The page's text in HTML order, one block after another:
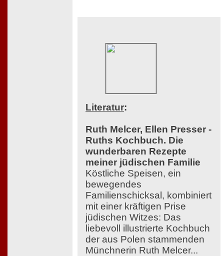
Literatur:
Ruth Melcer, Ellen Presser -
Ruths Kochbuch. Die
wunderbaren Rezepte
meiner jüdischen Familie
Köstliche Speisen, ein
bewegendes
Familienschicksal, kombiniert
mit einer kräftigen Prise
jüdischen Witzes: Das
liebevoll illustrierte Kochbuch
der aus Polen stammenden
Münchnerin Ruth Melcer...